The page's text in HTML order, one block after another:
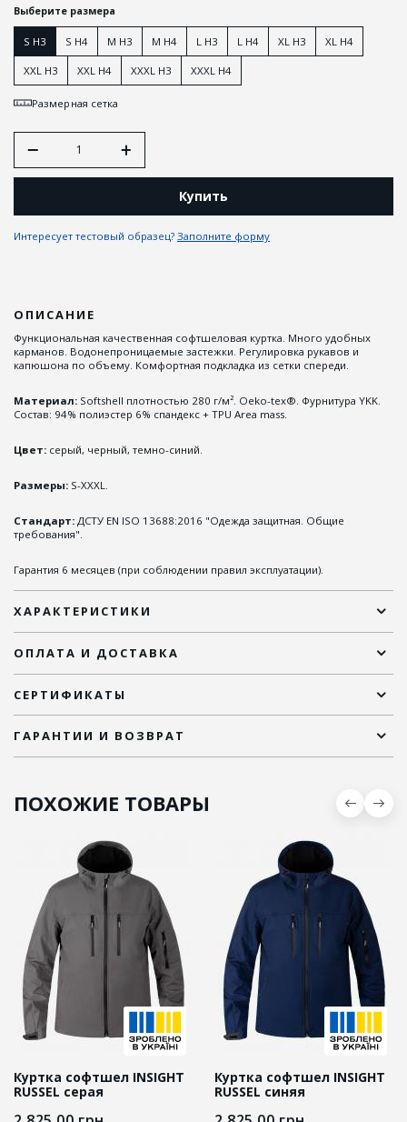
Выберите размера
S H3 S H4 M H3 M H4 L H3 L H4 XL H3 XL H4
XXL H3 XXL H4 XXXL H3 XXXL H4
Размерная сетка
Купить
Интересует тестовый образец? Заполните форму
ОПИСАНИЕ
Функциональная качественная софтшеловая куртка. Много удобных
карманов. Водонепроницаемые застежки. Регулировка рукавов и
капюшона по объему. Комфортная подкладка из сетки спереди.
Материал: Softshell плотностью 280 г/м². Oeko-tex®. Фурнитура YKK.
Состав: 94% полиэстер 6% спандекс + TPU Area mass.
Цвет: серый, черный, темно-синий.
Размеры: S-XXXL.
Стандарт: ДСТУ EN ISO 13688:2016 "Одежда защитная. Общие
требования".
Гарантия 6 месяцев (при соблюдении правил эксплуатации).
ХАРАКТЕРИСТИКИ
ОПЛАТА И ДОСТАВКА
СЕРТИФИКАТЫ
ГАРАНТИИ И ВОЗВРАТ
ПОХОЖИЕ ТОВАРЫ
Куртка софтшел INSIGHT
RUSSEL серая
Куртка софтшел INSIGHT
RUSSEL синяя